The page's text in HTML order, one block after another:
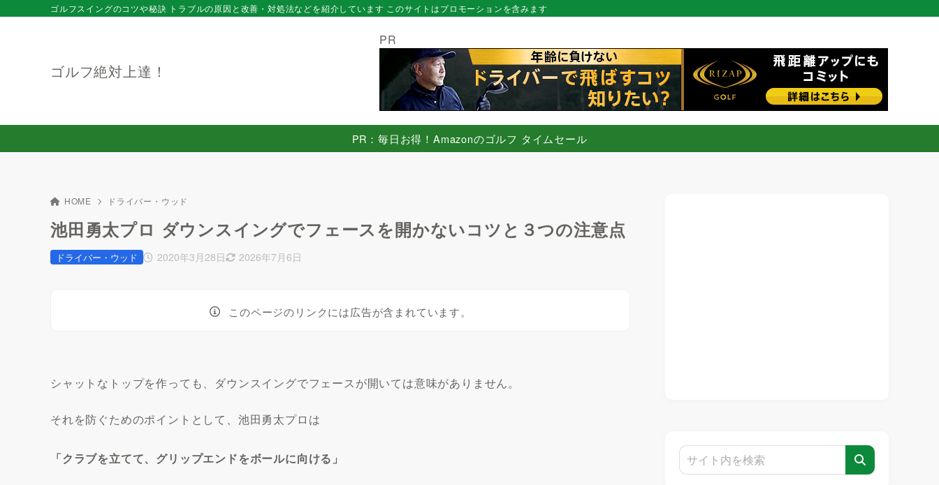
ゴルフ絶対上達！
ゴルフスイングのコツや秘訣 トラブルの原因と改善・対処法などを紹介しています このサイトはプロモーションを含みます
PR
PR：毎日お得！Amazonのゴルフ タイムセール
HOME ドライバー・ウッド
池田勇太プロ ダウンスイングでフェースを開かないコツと３つの注意点
2020年3月28日 2026年7月6日
ドライバー・ウッド
このページのリンクには広告が含まれています。
シャットなトップを作っても、ダウンスイングでフェースが開いては意味がありません。
それを防ぐためのポイントとして、池田勇太プロは
「クラブを立てて、グリップエンドをボールに向ける」